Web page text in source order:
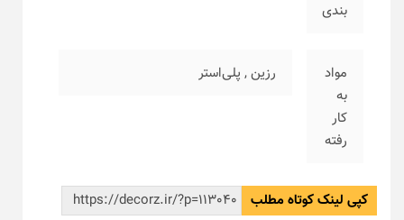
بندی
مواد
به
کار
رفته
رزین, پلی‌استر
کپی لینک کوتاه مطلب